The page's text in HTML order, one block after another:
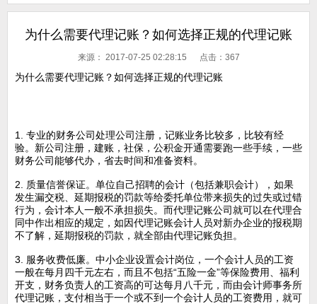
为什么需要代理记账？如何选择正规的代理记账
来源： 2017-07-25 02:28:15 点击： 367
为什么需要代理记账？如何选择正规的代理记账
1. 专业的财务公司处理公司注册，记账业务比较多，比较有经
验。新公司注册，建账，社保，公积金开通需要跑一些手续，一些
财务公司能够代办，省去时间和准备资料。
2. 质量信誉保证。单位自己招聘的会计（包括兼职会计），如果
发生漏交税、延期报税的罚款等给委托单位带来损失的过失或过错
行为，会计本人一般不承担损失。而代理记账公司就可以在代理合
同中作出相应的规定，如因代理记账会计人员对新办企业的报税期
不了解，延期报税的罚款，就全部由代理记账负担。
3. 服务收费低廉。中小企业设置会计岗位，一个会计人员的工资
一般在每月四千元左右，而且不包括“五险一金”等保险费用、福利
开支，财务负责人的工资高的可达每月八千元，而由会计师事务所
代理记账，支付相当于一个或不到一个会计人员的工资费用，就可